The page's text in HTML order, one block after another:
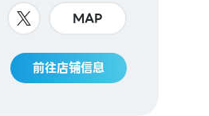
MAP
前往店铺信息